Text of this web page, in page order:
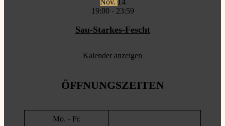
Nov.
14
19:00- 23:59
Sau-Starkes-Fescht
Kalender anzeigen
ÖFFNUNGSZEITEN
Mo. - Fr.